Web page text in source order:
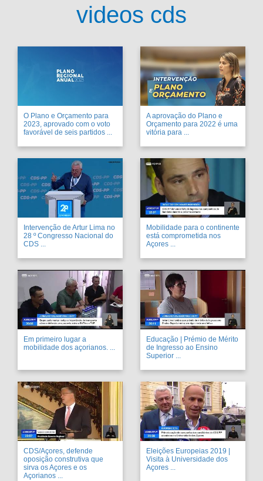
videos cds
O Plano e Orçamento para
2023, aprovado com o voto
favorável de seis partidos ...
A aprovação do Plano e
Orçamento para 2022 é uma
vitória para ...
Intervenção de Artur Lima no
28 º Congresso Nacional do
CDS ...
Mobilidade para o continente
está comprometida nos
Açores ...
Em primeiro lugar a
mobilidade dos açorianos. ...
Educação | Prémio de Mérito
de Ingresso ao Ensino
Superior ...
CDS/Açores, defende
oposição construtiva que
sirva os Açores e os
Açorianos ...
Eleições Europeias 2019 |
Visita à Universidade dos
Açores ...